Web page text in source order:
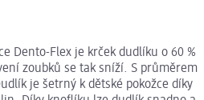
Dento-Flex je krček dudlíku o 60 %
zoubků se tak sníží. S průměrem
je šetrný k dětské pokožce díky